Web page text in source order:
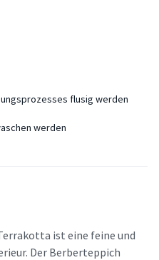
flusig werden
werden
ist eine feine und
Der Berberteppich